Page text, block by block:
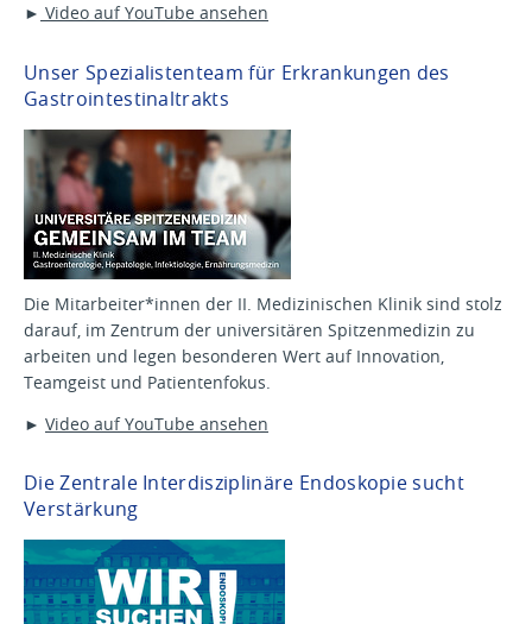
► Video auf YouTube ansehen
Unser Spezialistenteam für Erkrankungen des
Gastrointestinaltrakts
Die Mitarbeiter*innen der II. Medizinischen Klinik sind stolz
darauf, im Zentrum der universitären Spitzenmedizin zu
arbeiten und legen besonderen Wert auf Innovation,
Teamgeist und Patientenfokus.
► Video auf YouTube ansehen
Die Zentrale Interdisziplinäre Endoskopie sucht
Verstärkung